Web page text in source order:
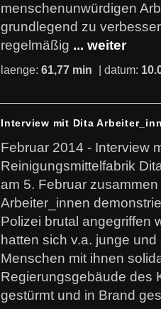
menschenunwürdigen
grundlegend zu
regelmäßig ... weiter
laenge: 61,77 min | datum:
Interview mit Dita
Februar 2014 - Interview
Reinigungsmittelfabrik
am 5. Februar
Arbeiter_innen
Polizei brutal angegriffen
hatten sich v.a. junge
Menschen mit ihnen
Regierungsgebäude des
gestürmt und in Brand